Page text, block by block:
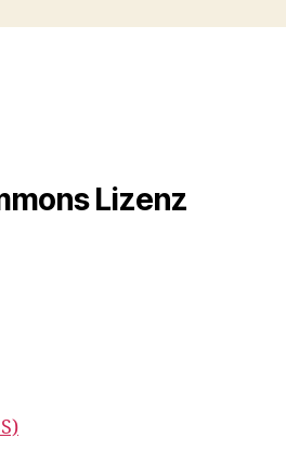
Lizenz